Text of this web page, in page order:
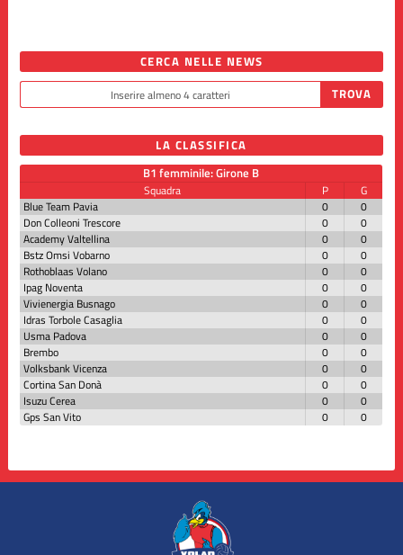
CERCA NELLE NEWS
LA CLASSIFICA
B1 femminile: Girone B
Squadra P
G
Blue Team Pavia
0
0
Don Colleoni Trescore
0
0
Academy Valtellina
0
0
Bstz Omsi Vobarno
0
0
Rothoblaas Volano
0
0
Ipag Noventa
0
0
Vivienergia Busnago
0
0
Idras Torbole Casaglia
0
0
Usma Padova
0
0
Brembo
0
0
Volksbank Vicenza
0
0
Cortina San Donà
0
0
Isuzu Cerea
0
0
Gps San Vito
0 0